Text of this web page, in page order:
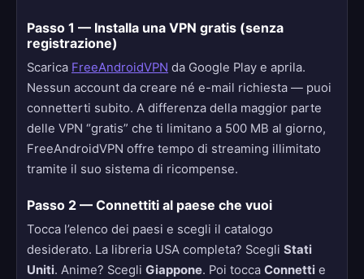
Passo 1 — Installa una VPN gratis (senza
registrazione)
Scarica FreeAndroidVPN da Google Play e aprila.
Nessun account da creare né e-mail richiesta — puoi
connetterti subito. A differenza della maggior parte
delle VPN “gratis” che ti limitano a 500 MB al giorno,
FreeAndroidVPN offre tempo di streaming illimitato
tramite il suo sistema di ricompense.
Passo 2 — Connettiti al paese che vuoi
Tocca l’elenco dei paesi e scegli il catalogo
desiderato. La libreria USA completa? Scegli Stati
Uniti. Anime? Scegli Giappone. Poi tocca Connetti e